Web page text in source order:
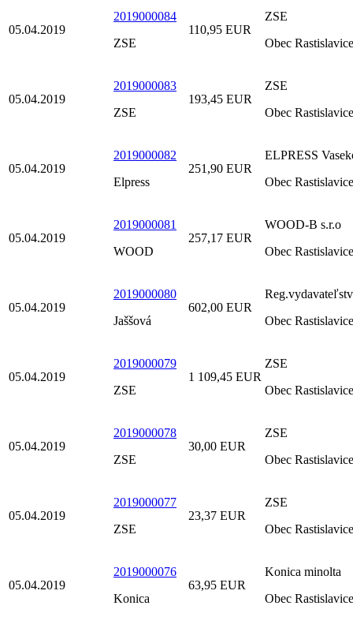
05.04.2019
2019000084
ZSE
110,95 EUR
ZSE
Obec Rastislavice
05.04.2019
2019000083
ZSE
193,45 EUR
ZSE
Obec Rastislavice
05.04.2019
2019000082
Elpress
251,90 EUR
ELPRESS
Obec Rastislavice
05.04.2019
2019000081
WOOD
257,17 EUR
WOOD-B s.r.o
Obec Rastislavice
05.04.2019
2019000080
Jaššová
602,00 EUR
Obec Rastislavice
05.04.2019
2019000079
ZSE
1 109,45 EUR
ZSE
Obec Rastislavice
05.04.2019
2019000078
ZSE
30,00 EUR
ZSE
Obec Rastislavice
05.04.2019
2019000077
ZSE
23,37 EUR
ZSE
Obec Rastislavice
05.04.2019
2019000076
Konica
63,95 EUR
Konica minolta
Obec Rastislavice